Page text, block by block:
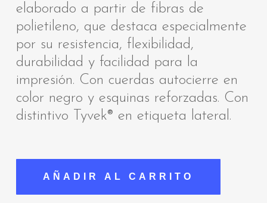
elaborado a partir de fibras de
polietileno, que destaca especialmente
por su resistencia, flexibilidad,
durabilidad y facilidad para la
impresión. Con cuerdas autocierre en
color negro y esquinas reforzadas. Con
distintivo Tyvek® en etiqueta lateral.
AÑADIR AL CARRITO